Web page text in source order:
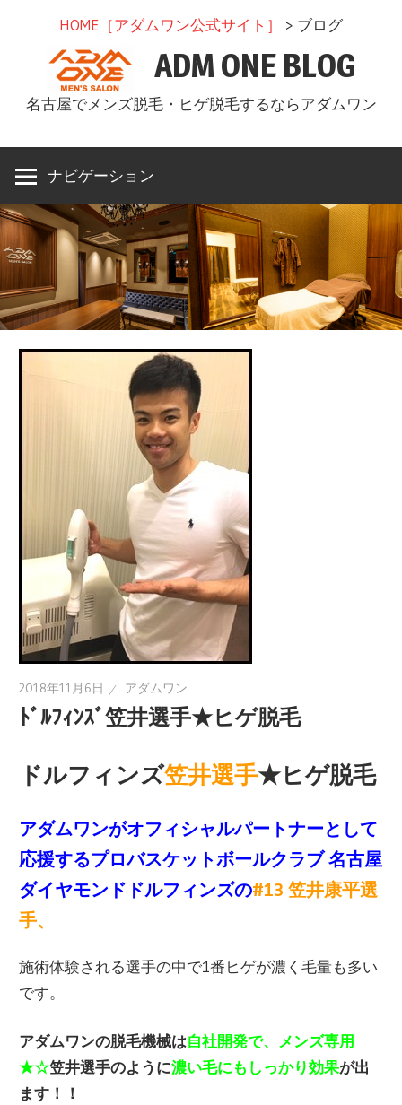
へ
ッ
プ
HOME［アダムワン公式サイト］ > ブログ
ADM ONE BLOG
名古屋でメンズ脱毛・ヒゲ脱毛するならアダムワン
ナビゲーション
2018年11月6日 アダムワン
ﾄﾞﾙﾌｨﾝｽﾞ笠井選手★ヒゲ脱毛
ドルフィンズ笠井選手★ヒゲ脱毛
アダムワンがオフィシャルパートナーとして
応援するプロバスケットボールクラブ 名古屋
ダイヤモンドドルフィンズの#13 笠井康平選
手、
施術体験される選手の中で1番ヒゲが濃く毛量も多い
です。
アダムワンの脱毛機械は自社開発で、メンズ専用
★☆笠井選手のように濃い毛にもしっかり効果が出
ます！！